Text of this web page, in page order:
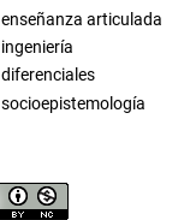
enseñanza articulada
ingeniería
diferenciales
socioepistemología